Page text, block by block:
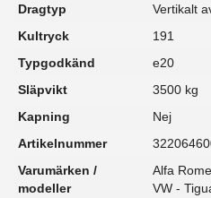
Dragtyp
Vertikalt
Kultryck
191
Typgodkänd
e20
Släpvikt
3500 kg
Kapning
Nej
Artikelnummer
Varumärken /
modeller
Alfa
VW -